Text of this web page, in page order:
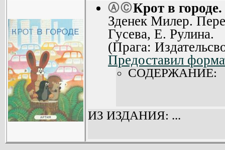
ⒶⒸКрот в городе.
Зденек Милер.
Гусева, Е. Рулина.
(Прага:
Предоставил
СОДЕРЖАНИЕ:
ИЗ ИЗДАНИЯ: ...